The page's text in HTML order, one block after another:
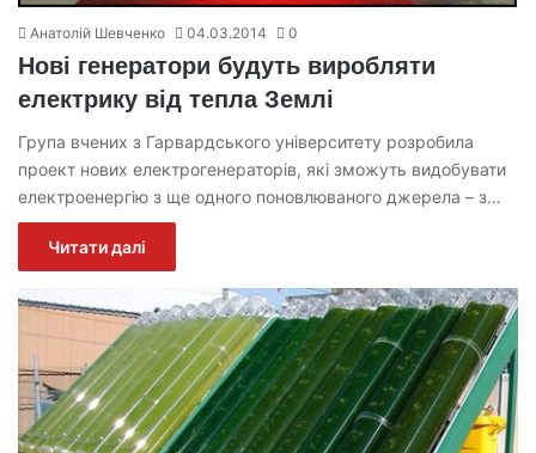
Анатолій Шевченко 04.03.2014 0
Нові генератори будуть виробляти
електрику від тепла Землі
Група вчених з Гарвардського університету розробила
проект нових електрогенераторів, які зможуть видобувати
електроенергію з ще одного поновлюваного джерела – з…
Читати далі